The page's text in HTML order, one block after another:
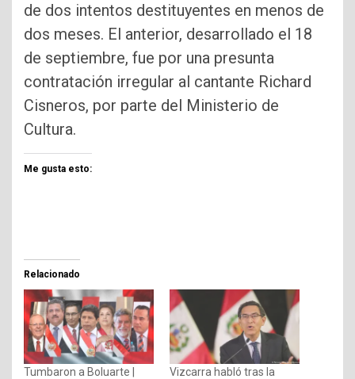
de dos intentos destituyentes en menos de
dos meses. El anterior, desarrollado el 18
de septiembre, fue por una presunta
contratación irregular al cantante Richard
Cisneros, por parte del Ministerio de
Cultura.
Me gusta esto:
Relacionado
Tumbaron a Boluarte |
Vizcarra habló tras la